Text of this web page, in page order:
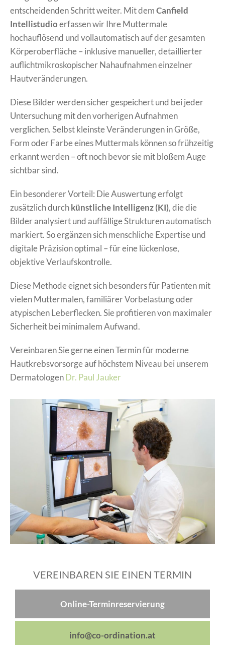
entscheidenden Schritt weiter. Mit demCanfield
Intellistudioerfassen wir Ihre Muttermale
hochauflösend und vollautomatisch auf der gesamten
Körperoberfläche – inklusive manueller, detaillierter
auflichtmikroskopischer Nahaufnahmen einzelner
Hautveränderungen.
Diese Bilder werden sicher gespeichert und bei jeder
Untersuchung mit den vorherigen Aufnahmen
verglichen. Selbst kleinste Veränderungen in Größe,
Form oder Farbe eines Muttermals können so frühzeitig
erkannt werden – oft noch bevor sie mit bloßem Auge
sichtbar sind.
Ein besonderer Vorteil: Die Auswertung erfolgt
zusätzlich durchkünstliche Intelligenz (KI), die die
Bilder analysiert und auffällige Strukturen automatisch
markiert. So ergänzen sich menschliche Expertise und
digitale Präzision optimal – für eine lückenlose,
objektive Verlaufskontrolle.
Diese Methode eignet sich besonders für Patienten mit
vielen Muttermalen, familiärer Vorbelastung oder
atypischen Leberflecken. Sie profitieren von maximaler
Sicherheit bei minimalem Aufwand.
Vereinbaren Sie gerne einen Termin für moderne
Hautkrebsvorsorge auf höchstem Niveau bei unserem
DermatologenDr. Paul Jauker
VEREINBAREN SIE EINEN TERMIN
Online-Terminreservierung
info@co-ordination.at